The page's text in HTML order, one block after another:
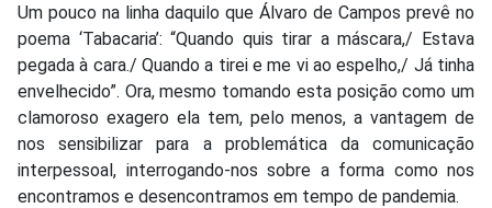
Um pouco na linha daquilo que Álvaro de Campos prevê no
poema ‘Tabacaria’: “Quando quis tirar a máscara,/ Estava
pegada à cara./ Quando a tirei e me vi ao espelho,/ Já tinha
envelhecido”. Ora, mesmo tomando esta posição como um
clamoroso exagero ela tem, pelo menos, a vantagem de
nos sensibilizar para a problemática da comunicação
interpessoal, interrogando-nos sobre a forma como nos
encontramos e desencontramos em tempo de pandemia.